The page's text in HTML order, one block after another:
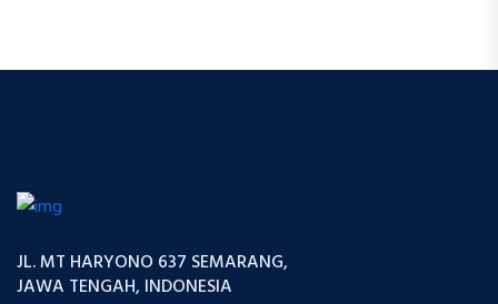
JL. MT HARYONO 637 SEMARANG,
JAWA TENGAH, INDONESIA